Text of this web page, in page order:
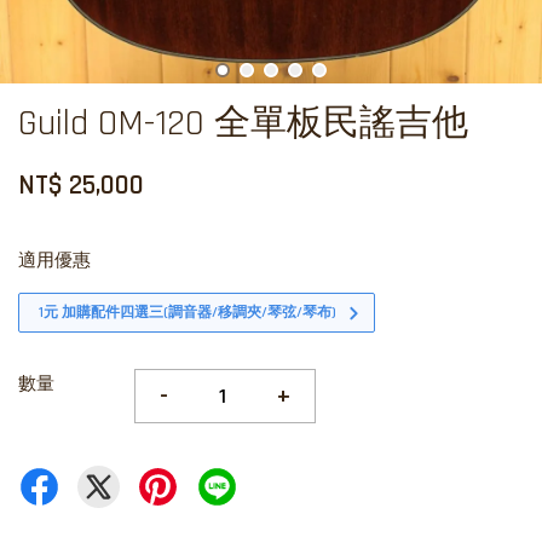
Guild OM-120 全單板民謠吉他
NT$ 25,000
適用優惠
1元 加購配件四選三(調音器/移調夾/琴弦/琴布)
數量 - +